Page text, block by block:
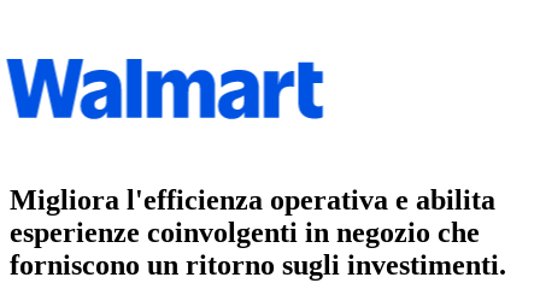
Migliora l'efficienza operativa e abilita
esperienze coinvolgenti in negozio che
forniscono un ritorno sugli investimenti.